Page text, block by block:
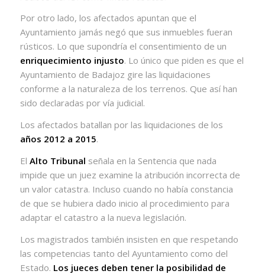
Por otro lado, los afectados apuntan que el
Ayuntamiento jamás negó que sus inmuebles fueran
rústicos. Lo que supondría el consentimiento de un
enriquecimiento injusto. Lo único que piden es que el
Ayuntamiento de Badajoz gire las liquidaciones
conforme a la naturaleza de los terrenos. Que así han
sido declaradas por vía judicial.
Los afectados batallan por las liquidaciones de los
años 2012 a 2015.
El Alto Tribunal señala en la Sentencia que nada
impide que un juez examine la atribución incorrecta de
un valor catastra. Incluso cuando no había constancia
de que se hubiera dado inicio al procedimiento para
adaptar el catastro a la nueva legislación.
Los magistrados también insisten en que respetando
las competencias tanto del Ayuntamiento como del
Estado. Los jueces deben tener la posibilidad de